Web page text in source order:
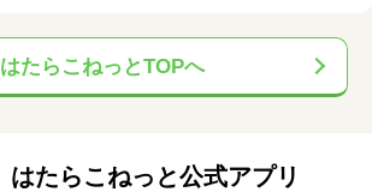
はたらこねっとTOPへ
はたらこねっと公式アプリ